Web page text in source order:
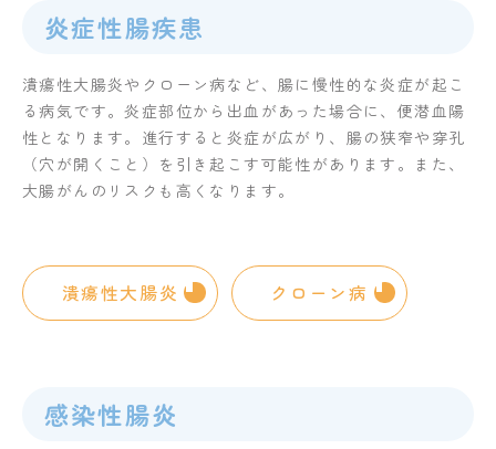
炎症性腸疾患
潰瘍性大腸炎やクローン病など、腸に慢性的な炎症が起こ
る病気です。炎症部位から出血があった場合に、便潜血陽
性となります。進行すると炎症が広がり、腸の狭窄や穿孔
（穴が開くこと）を引き起こす可能性があります。また、
大腸がんのリスクも高くなります。
潰瘍性大腸炎 クローン病
感染性腸炎